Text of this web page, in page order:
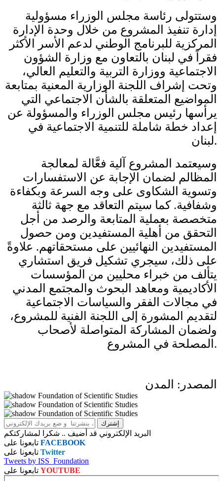
وستتولى رئاسة مجلس الوزراء مسؤولية
إدارة تنفيذ المشروع من خلال وحدة الإدارة
المركزية للبرنامج الوطني لدعم الأسر الأكثر
فقراً في لبنان بالتعاون مع وزارة الشؤون
الاجتماعية ووزارة التربية والتعليم العالي،
وتحت إشراف اللجنة الوزارية المعنية بمتابعة
المواضيع المتعلقة بالشأن الاجتماعي التي
يرأسها رئيس مجلس الوزراء والمسؤولة عن
إعداد خطة شاملة للتنمية الاجتماعية في
لبنان.
وسيعتمد المشروع آلية فعَّالة لمعالجة
المظالم لضمان الإجابة عن الاستفسارات
وتسوية الشكاوى على وجه السرعة وبكفاءة
وشفافية. كما سيتم التعاقد مع جهة ثالثة
متخصصة بعملية المتابعة والرصد من أجل
التحقق من أهلية المستفيدين ومن حصول
المستفيدين النهائيين على مستحقاتهم. علاوةً
على ذلك، سيجري تشكيل فريق استشاري
يتألف من خبراء محليين من المؤسسات
الأكاديمية ومعاهد البحوث والمجتمع المدني
في مجالات الفقر والسياسات الاجتماعية
لتقديم المشورة إلى اللجنة الفنية للمشروع،
ولضمان المشاركة المتواصلة لأصحاب
المصلحة في المشروع.
المصدر: المدن
البريد الإلكتروني قد أضيف .. شكرا لمشاركتكم
FACEBOOK
Twitter
Tweets by ISS_Foundation
YOUTUBE